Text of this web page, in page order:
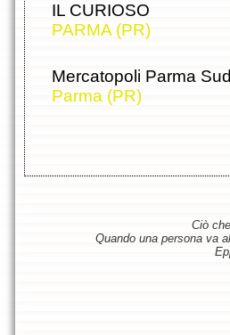
IL CURIOSO
PARMA (PR)
Mercatopoli Parma Sud
Parma (PR)
Ciò
Quando una persona va